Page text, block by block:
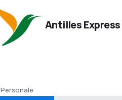
Antilles Express
Personale